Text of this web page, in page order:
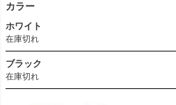
カラー
ホワイト
在庫切れ
ブラック
在庫切れ